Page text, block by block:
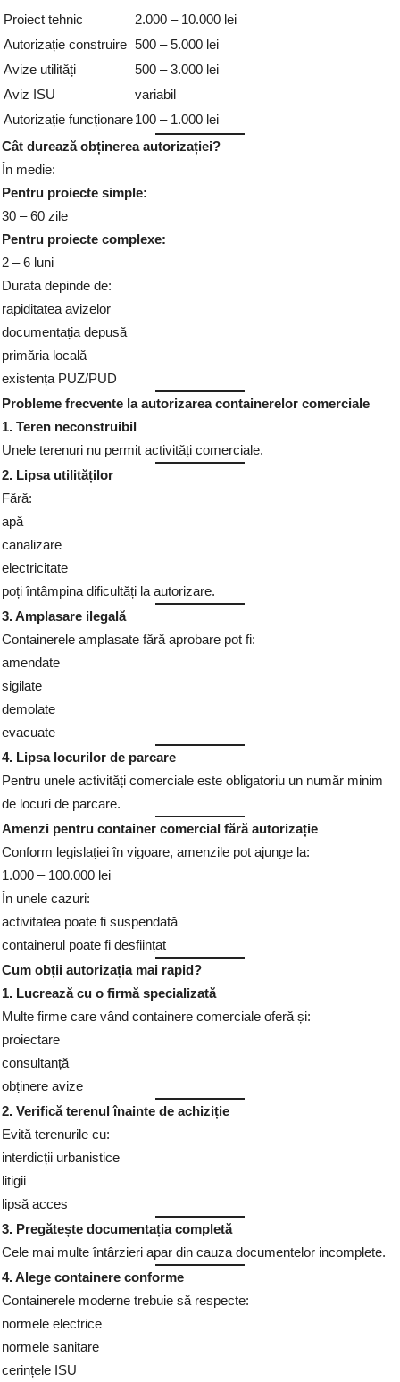
Proiect tehnic
2.000 – 10.000 lei
Autorizație construire 500 – 5.000 lei
Avize utilități
500 – 3.000 lei
Aviz ISU
variabil
Autorizație funcționare100 – 1.000 lei
Cât durează obținerea autorizației?
În medie:
Pentru proiecte simple:
30 – 60 zile
Pentru proiecte complexe:
2 – 6 luni
Durata depinde de:
rapiditatea avizelor
documentația depusă
primăria locală
existența PUZ/PUD
Probleme frecvente la autorizarea containerelor comerciale
1. Teren neconstruibil
Unele terenuri nu permit activități comerciale.
2. Lipsa utilităților
Fără:
apă
canalizare
electricitate
poți întâmpina dificultăți la autorizare.
3. Amplasare ilegală
Containerele amplasate fără aprobare pot fi:
amendate
sigilate
demolate
evacuate
4. Lipsa locurilor de parcare
Pentru unele activități comerciale este obligatoriu un număr minim
de locuri de parcare.
Amenzi pentru container comercial fără autorizație
Conform legislației în vigoare, amenzile pot ajunge la:
1.000 – 100.000 lei
În unele cazuri:
activitatea poate fi suspendată
containerul poate fi desființat
Cum obții autorizația mai rapid?
1. Lucrează cu o firmă specializată
Multe firme care vând containere comerciale oferă și:
proiectare
consultanță
obținere avize
2. Verifică terenul înainte de achiziție
Evită terenurile cu:
interdicții urbanistice
litigii
lipsă acces
3. Pregătește documentația completă
Cele mai multe întârzieri apar din cauza documentelor incomplete.
4. Alege containere conforme
Containerele moderne trebuie să respecte:
normele electrice
normele sanitare
cerințele ISU